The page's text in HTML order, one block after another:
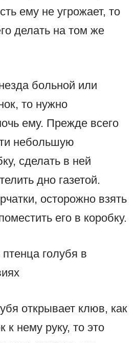
ему не угрожает, то
делать на том же
больной или
то нужно
ему. Прежде всего
небольшую
сделать в ней
дно газетой.
осторожно взять
его в коробку.
открывает клюв, как
к нему руку, то это